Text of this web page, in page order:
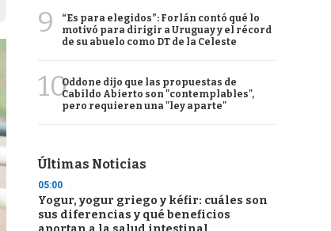
9
“Es para elegidos”: Forlán contó qué lo
motivó para dirigir a Uruguay y el récord
de su abuelo como DT de la Celeste
10Oddone dijo que las propuestas de
Cabildo Abierto son "contemplables",
pero requieren una "ley aparte"
Últimas Noticias
05:00
Yogur, yogur griego y kéfir: cuáles son
sus diferencias y qué beneficios